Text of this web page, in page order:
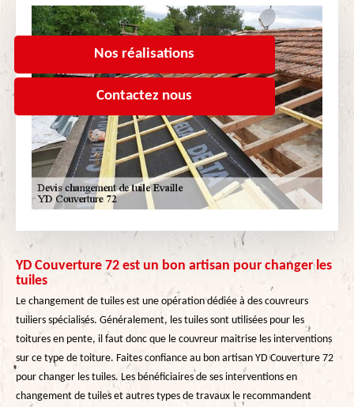
Nos réalisations
Contactez nous
YD Couverture 72 est un bon artisan pour changer les
tuiles
Le changement de tuiles est une opération dédiée à des couvreurs
tuiliers spécialisés. Généralement, les tuiles sont utilisées pour les
toitures en pente, il faut donc que le couvreur maitrise les interventions
sur ce type de toiture. Faites confiance au bon artisan YD Couverture 72
pour changer les tuiles. Les bénéficiaires de ses interventions en
changement de tuiles et autres types de travaux le recommandent